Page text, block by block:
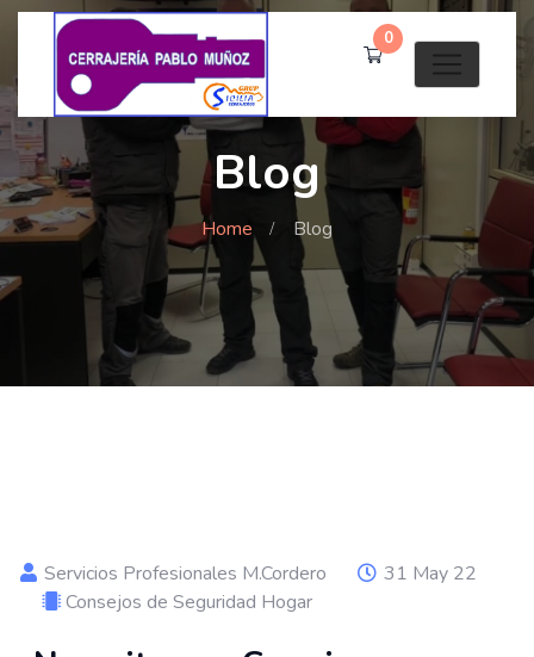
0
Blog
Home Blog
Servicios Profesionales M.Cordero
31 May 22
Consejos de Seguridad Hogar